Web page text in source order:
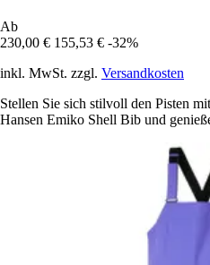
Ab
230,00 € 155,53 € -32%
inkl. MwSt. zzgl. Versandkosten
Stellen Sie sich stilvoll den Pisten
Hansen Emiko Shell Bib und